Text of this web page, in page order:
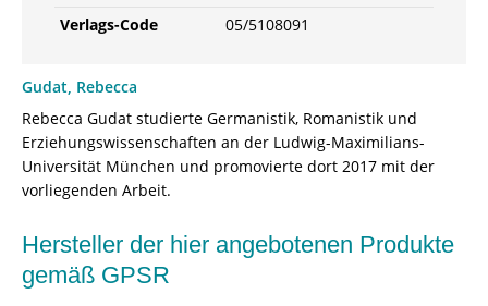
Verlags-Code
05/5108091
Gudat, Rebecca
Rebecca Gudat studierte Germanistik, Romanistik und
Erziehungswissenschaften an der Ludwig-Maximilians-
Universität München und promovierte dort 2017 mit der
vorliegenden Arbeit.
Hersteller der hier angebotenen Produkte
gemäß GPSR